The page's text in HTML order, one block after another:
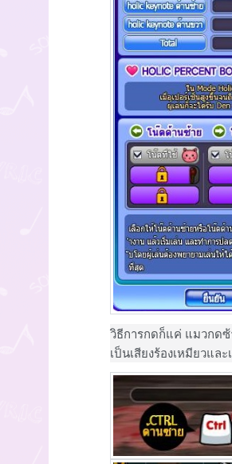
วิธีการกดก็แค่ แมวกดซ้
เป็นเสียงร้องเหมียวและ